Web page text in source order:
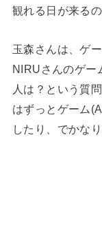
観れる日が来る
玉森さんは、ゲ
NIRUさんのゲー
人は？という質
はずっとゲーム
したり、でかな